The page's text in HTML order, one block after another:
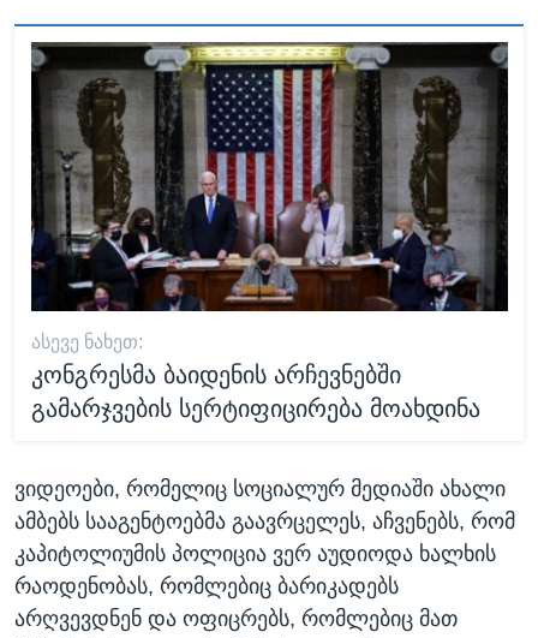
ᲐᲡᲔᲕᲔ ᲜᲐᲮᲔᲗ:
კონგრესმა ბაიდენის არჩევნებში
გამარჯვების სერტიფიცირება მოახდინა
ვიდეოები, რომელიც სოციალურ მედიაში ახალი
ამბებს სააგენტოებმა გაავრცელეს, აჩვენებს, რომ
კაპიტოლიუმის პოლიცია ვერ აუდიოდა ხალხის
რაოდენობას, რომლებიც ბარიკადებს
არღვევდნენ და ოფიცრებს, რომლებიც მათ